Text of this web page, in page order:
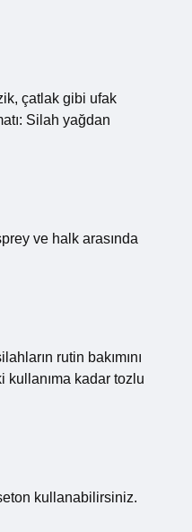
çatlak gibi ufak
Silah yağdan
ve halk arasında
rutin bakımını
kullanıma kadar tozlu
kullanabilirsiniz.